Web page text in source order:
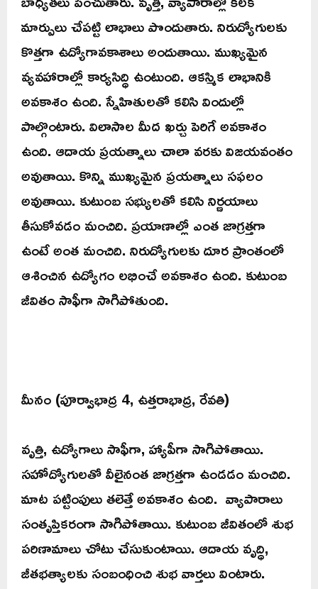
మార్పులు చేపట్టి లాభాలు పొందుతారు. నిరుద్యోగులకు
కొత్తగా ఉద్యోగావకాశాలు అందుతాయి. ముఖ్యమైన
వ్యవహారాల్లో కార్యసిద్ధి ఉంటుంది. ఆకస్మిక లాభానికి
అవకాశం ఉంది. స్నేహితులతో కలిసి విందుల్లో
పాల్గొంటారు. విలాసాల మీద ఖర్చు పెరిగే అవకాశం
ఉంది. ఆదాయ ప్రయత్నాలు చాలా వరకు విజయవంతం
అవుతాయి. కొన్ని ముఖ్యమైన ప్రయత్నాలు సఫలం
అవుతాయి. కుటుంబ సభ్యులతో కలిసి నిర్ణయాలు
తీసుకోవడం మంచిది. ప్రయాణాల్లో ఎంత జాగ్రత్తగా
ఉంటే అంత మంచిది. నిరుద్యోగులకు దూర ప్రాంతంలో
ఆశించిన ఉద్యోగం లభించే అవకాశం ఉంది. కుటుంబ
జీవితం సాఫీగా సాగిపోతుంది.
మీనం (పూర్వాభాద్ర 4, ఉత్తరాభాద్ర, రేవతి)
వృత్తి, ఉద్యోగాలు సాఫీగా, హ్యాపీగా సాగిపోతాయి.
సహోద్యోగులతో వీలైనంత జాగ్రత్తగా ఉండడం మంచిది.
మాట పట్టింపులు తలెత్తే అవకాశం ఉంది. వ్యాపారాలు
సంతృప్తికరంగా సాగిపోతాయి. కుటుంబ జీవితంలో శుభ
పరిణామాలు చోటు చేసుకుంటాయి. ఆదాయ వృద్ధి,
జీతభత్యాలకు సంబంధించి శుభ వార్తలు వింటారు.